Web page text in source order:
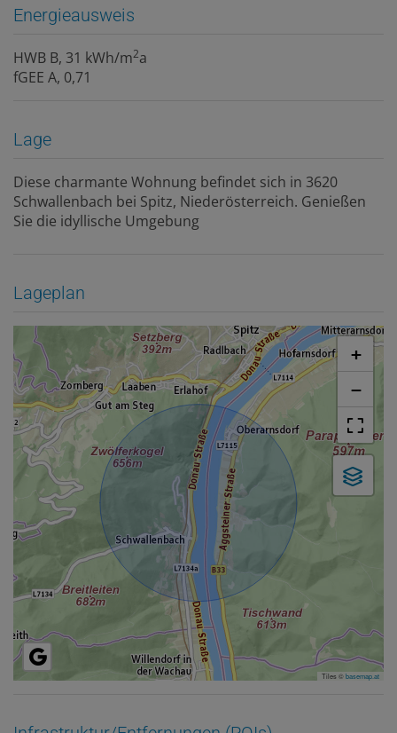
Energieausweis
HWB B, 31 kWh/m2a
fGEE A, 0,71
Lage
Diese charmante Wohnung befindet sich in 3620
Schwallenbach bei Spitz, Niederösterreich. Genießen
Sie die idyllische Umgebung
Lageplan
+
−
Tiles ©basemap.at